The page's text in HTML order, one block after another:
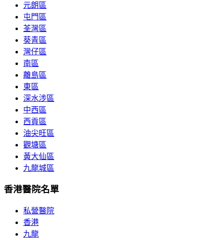
元朗區
屯門區
荃灣區
葵青區
灣仔區
南區
離島區
東區
深水涉區
中西區
西貢區
油尖旺區
觀塘區
黃大仙區
九龍城區
香港醫院名單
私營醫院
香港
九龍